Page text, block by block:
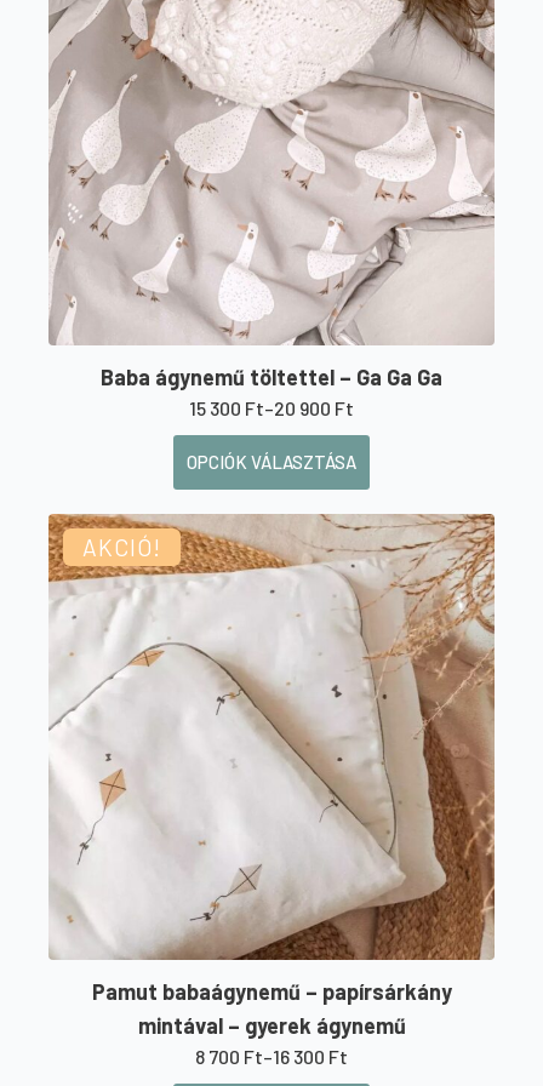
variációja
van.
A
változatok
termékoldalon
választhatók
ki
Baba ágynemű töltettel – Ga Ga Ga
15 300 Ft–20 900 Ft
Ártartomány:
15
300 Ft
-
20
900 Ft
OPCIÓK VÁLASZTÁSA
Ennek
a
terméknek
több
variációja
A
változatok
termékoldalon
AKCIÓ!
Pamut babaágynemű – papírsárkány
mintával – gyerek ágynemű
8 700 Ft–16 300 Ft
Ártartomány: